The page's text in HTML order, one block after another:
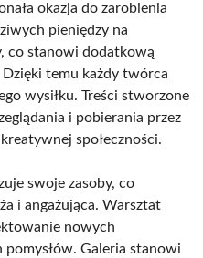
okazja do zarobienia
pieniędzy na
co stanowi dodatkową
temu każdy twórca
wysiłku. Treści stworzone
i pobierania przez
społeczności.
swoje zasoby, co
i angażująca. Warsztat
nowych
Galeria stanowi